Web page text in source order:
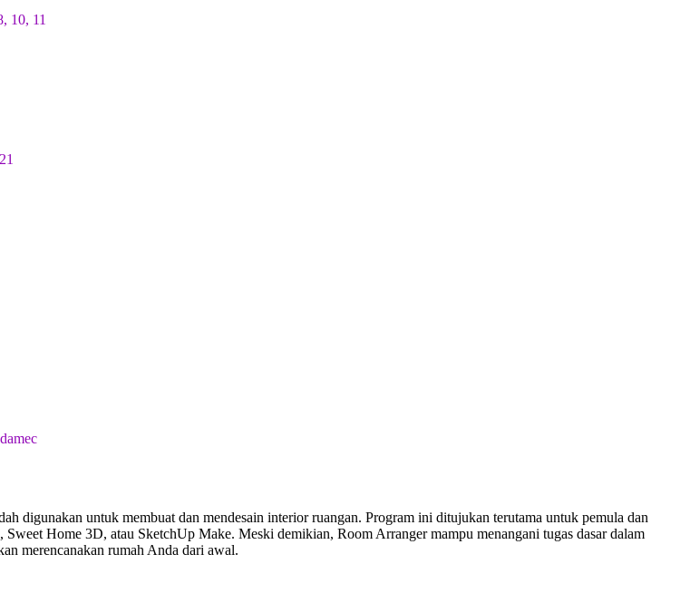
10, 11
digunakan untuk membuat dan mendesain interior ruangan. Program ini ditujukan terutama untuk pemula dan
Home 3D, atau SketchUp Make. Meski demikian, Room Arranger mampu menangani tugas dasar dalam
merencanakan rumah Anda dari awal.